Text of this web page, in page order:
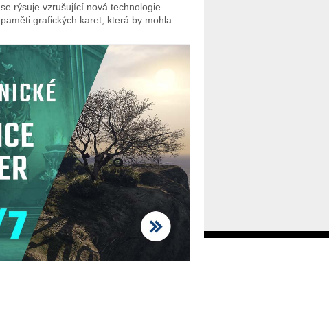
se rýsuje vzrušující nová technologie
paměti grafických karet, která by mohla